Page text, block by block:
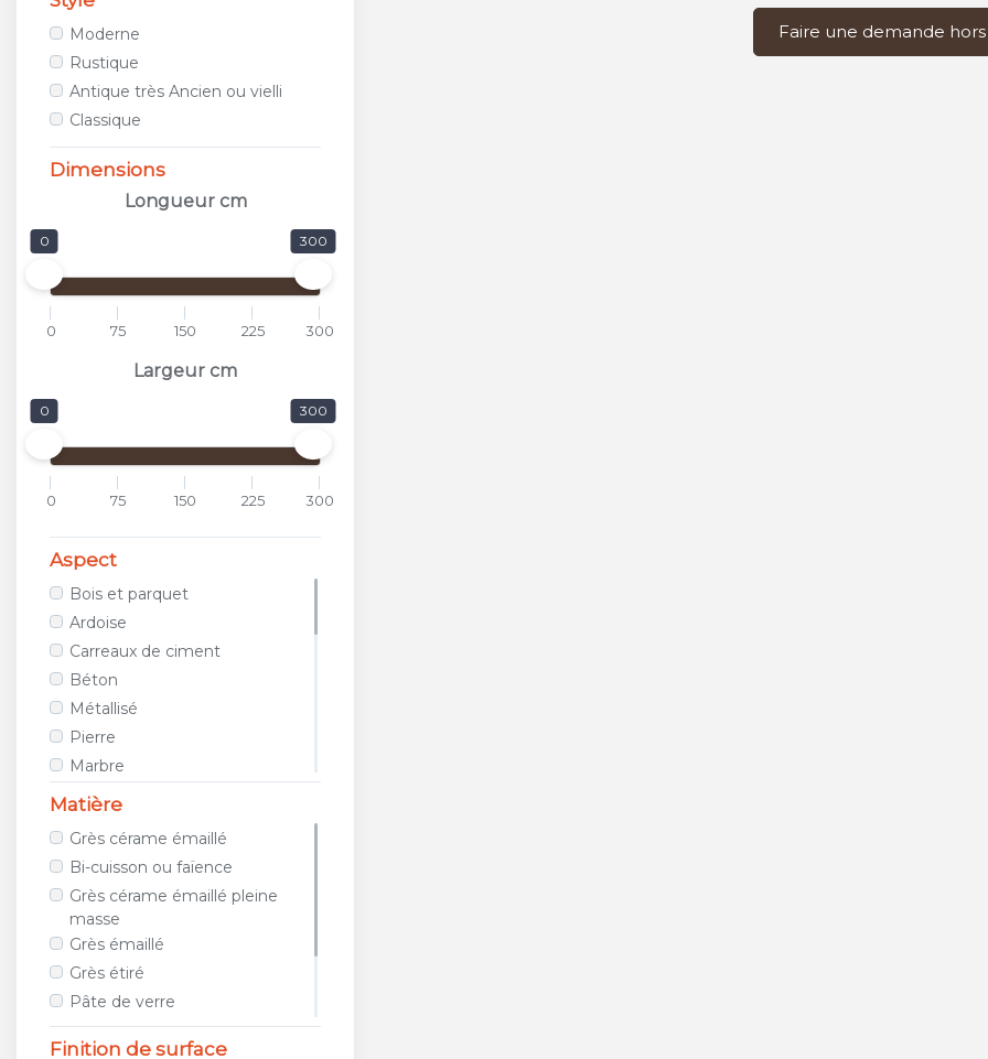
ALFALUX
ANTICA CERAMICA RUBIERA
APARICI
APAVISA
AREA CERAMICHE
AREZIA
ARGENTA
ARIOSTEA
ARPA
ARTISTICA DUE
ASCOT
ASTOR
ATLAS CONCORDE
AVA CERAMICA
AZTECA CERAMICA
AZULEJOS BENADRESA
AZULEV
AZUVI
B&B CERAMICHE
BAERWOLF
BAGATTINI
BARDELLI
BAYKER
BELLACASA CERAMICA
BELLAVISTA
BIOPETRA
BISAZZA
BLUSTYLE
BOXER
Moderne
Rustique
Antique très Ancien ou vielli
Classique
Dimensions
Longueur cm
0 300
0 75 150 225 300
Largeur cm
0 300
0 75 150 225 300
Aspect
Bois et parquet
Ardoise
Carreaux de ciment
Béton
Métallisé
Pierre
Marbre
Tissu / Cuir
Géométrique
Images et photos
Galet et mosaïque
Travertin
Terracotta
Matière
Grès cérame émaillé
Bi-cuisson ou faïence
Grès cérame émaillé pleine
masse
Grès émaillé
Grès étiré
Pâte de verre
Métal
Finition de surface
Faire une demande